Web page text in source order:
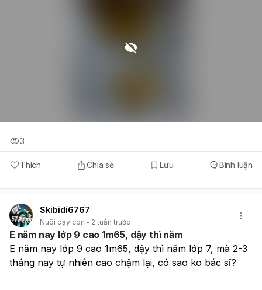
Thích Chia sẻ Lưu Bình luận
3
Skibidi6767
Nuôi dạy con 2 tuần trước
E năm nay lớp 9 cao 1m65, dậy thì năm
E năm nay lớp 9 cao 1m65, dậy thì năm lớp 7, mà 2-3
tháng nay tự nhiên cao chậm lại, có sao ko bác sĩ?